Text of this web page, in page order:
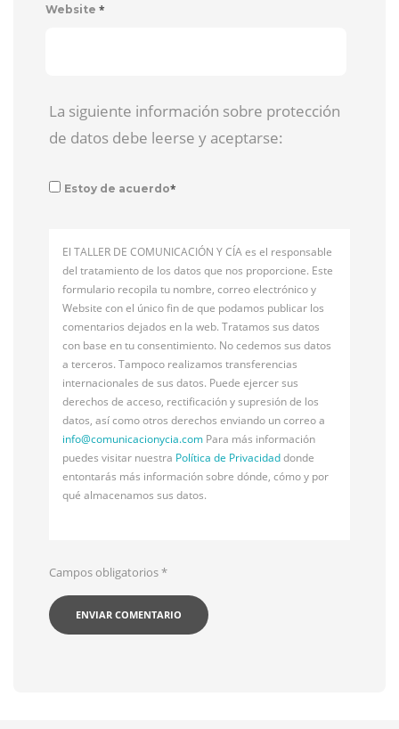
Website *
La siguiente información sobre protección
de datos debe leerse y aceptarse:
Estoy de acuerdo*
El TALLER DE COMUNICACIÓN Y CÍA es el responsable
del tratamiento de los datos que nos proporcione. Este
formulario recopila tu nombre, correo electrónico y
Website con el único fin de que podamos publicar los
comentarios dejados en la web. Tratamos sus datos
con base en tu consentimiento. No cedemos sus datos
a terceros. Tampoco realizamos transferencias
internacionales de sus datos. Puede ejercer sus
derechos de acceso, rectificación y supresión de los
datos, así como otros derechos enviando un correo a
info@comunicacionycia.com Para más información
puedes visitar nuestra Política de Privacidaddonde
entontarás más información sobre dónde, cómo y por
qué almacenamos sus datos.
Campos obligatorios*